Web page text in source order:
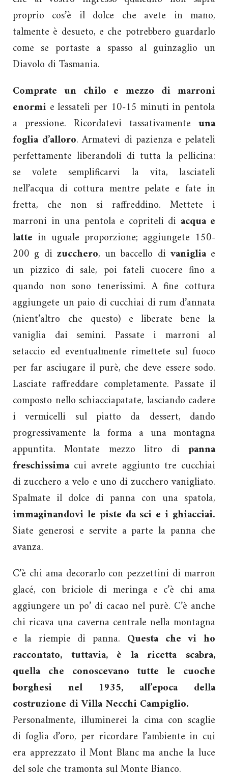
proprio cos’è il dolce che avete in mano,
talmente è desueto, e che potrebbero guardarlo
come se portaste a spasso al guinzaglio un
Diavolo di Tasmania.
Comprate un chilo e mezzo di marroni
enormi e lessateli per 10-15 minuti in pentola
a pressione. Ricordatevi tassativamente una
foglia d’alloro. Armatevi di pazienza e pelateli
perfettamente liberandoli di tutta la pellicina:
se volete semplificarvi la vita, lasciateli
nell’acqua di cottura mentre pelate e fate in
fretta, che non si raffreddino. Mettete i
marroni in una pentola e copriteli di acqua e
latte in uguale proporzione; aggiungete 150-
200 g di zucchero, un baccello di vanigliae
un pizzico di sale, poi fateli cuocere fino a
quando non sono tenerissimi. A fine cottura
aggiungete un paio di cucchiai di rum d’annata
(nient’altro che questo) e liberate bene la
vaniglia dai semini. Passate i marroni al
setaccio ed eventualmente rimettete sul fuoco
per far asciugare il purè, che deve essere sodo.
Lasciate raffreddare completamente. Passate il
composto nello schiacciapatate, lasciando cadere
i vermicelli sul piatto da dessert, dando
progressivamente la forma a una montagna
appuntita. Montate mezzo litro di panna
freschissima cui avrete aggiunto tre cucchiai
di zucchero a velo e uno di zucchero vanigliato.
Spalmate il dolce di panna con una spatola,
immaginandovi le piste da sci e i ghiacciai.
Siate generosi e servite a parte la panna che
avanza.
C’è chi ama decorarlo con pezzettini di marron
glacé, con briciole di meringa e c’è chi ama
aggiungere un po’ di cacao nel purè. C’è anche
chi ricava una caverna centrale nella montagna
e la riempie di panna. Questa che vi ho
raccontato, tuttavia, è la ricetta scabra,
quella che conoscevano tutte le cuoche
borghesi nel 1935, all’epoca della
costruzione di Villa Necchi Campiglio.
Personalmente, illuminerei la cima con scaglie
di foglia d’oro, per ricordare l’ambiente in cui
era apprezzato il Mont Blanc ma anche la luce
del sole che tramonta sul Monte Bianco.